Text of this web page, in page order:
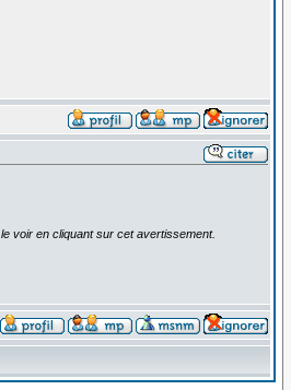
voir en cliquant sur cet avertissement.